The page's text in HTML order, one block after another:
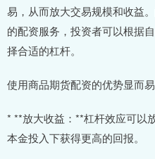
易，从而放大交易规模和收益
的配资服务，投资者可以根据
择合适的杠杆。
使用商品期货配资的优势显而易
* **放大收益：**杠杆效应可以
本金投入下获得更高的回报。